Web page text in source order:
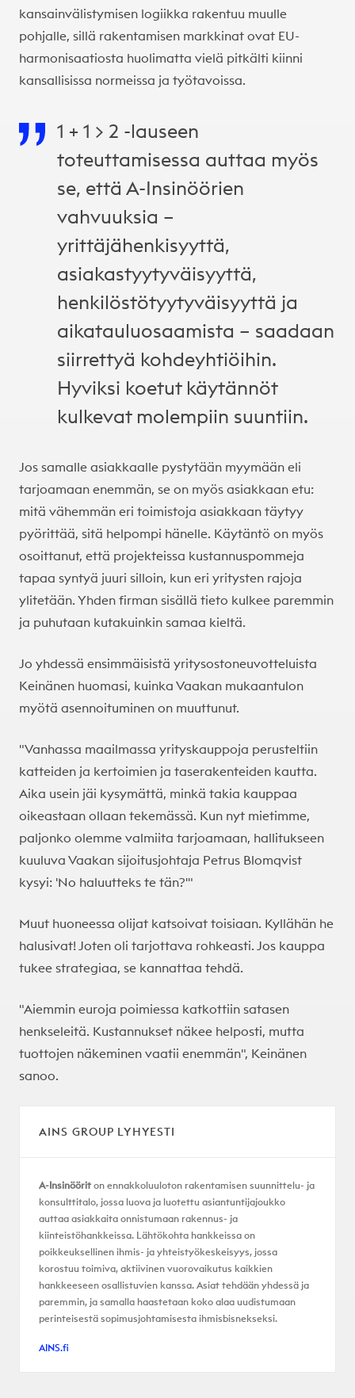
kansainvälistymisen logiikka rakentuu muulle
pohjalle, sillä rakentamisen markkinat ovat EU-
harmonisaatiosta huolimatta vielä pitkälti kiinni
kansallisissa normeissa ja työtavoissa.
1 + 1 > 2 -lauseen
toteuttamisessa auttaa myös
se, että A-Insinöörien
vahvuuksia –
yrittäjähenkisyyttä,
asiakastyytyväisyyttä,
henkilöstötyytyväisyyttä ja
aikatauluosaamista – saadaan
siirrettyä kohdeyhtiöihin.
Hyviksi koetut käytännöt
kulkevat molempiin suuntiin.
Jos samalle asiakkaalle pystytään myymään eli
tarjoamaan enemmän, se on myös asiakkaan etu:
mitä vähemmän eri toimistoja asiakkaan täytyy
pyörittää, sitä helpompi hänelle. Käytäntö on myös
osoittanut, että projekteissa kustannuspommeja
tapaa syntyä juuri silloin, kun eri yritysten rajoja
ylitetään. Yhden firman sisällä tieto kulkee paremmin
ja puhutaan kutakuinkin samaa kieltä.
Jo yhdessä ensimmäisistä yritysostoneuvotteluista
Keinänen huomasi, kuinka Vaakan mukaantulon
myötä asennoituminen on muuttunut.
"Vanhassa maailmassa yrityskauppoja perusteltiin
katteiden ja kertoimien ja taserakenteiden kautta.
Aika usein jäi kysymättä, minkä takia kauppaa
oikeastaan ollaan tekemässä. Kun nyt mietimme,
paljonko olemme valmiita tarjoamaan, hallitukseen
kuuluva Vaakan sijoitusjohtaja Petrus Blomqvist
kysyi: 'No haluutteks te tän?'"
Muut huoneessa olijat katsoivat toisiaan. Kyllähän he
halusivat! Joten oli tarjottava rohkeasti. Jos kauppa
tukee strategiaa, se kannattaa tehdä.
"Aiemmin euroja poimiessa katkottiin satasen
henkseleitä. Kustannukset näkee helposti, mutta
tuottojen näkeminen vaatii enemmän", Keinänen
sanoo.
AINS GROUP LYHYESTI
A-Insinööriton ennakkoluuloton rakentamisen suunnittelu- ja
konsulttitalo, jossa luova ja luotettu asiantuntijajoukko
auttaa asiakkaita onnistumaan rakennus- ja
kiinteistöhankkeissa. Lähtökohta hankkeissa on
poikkeuksellinen ihmis- ja yhteistyökeskeisyys, jossa
korostuu toimiva, aktiivinen vuorovaikutus kaikkien
hankkeeseen osallistuvien kanssa. Asiat tehdään yhdessä ja
paremmin, ja samalla haastetaan koko alaa uudistumaan
perinteisestä sopimusjohtamisesta ihmisbisnekseksi.
AINS.fi